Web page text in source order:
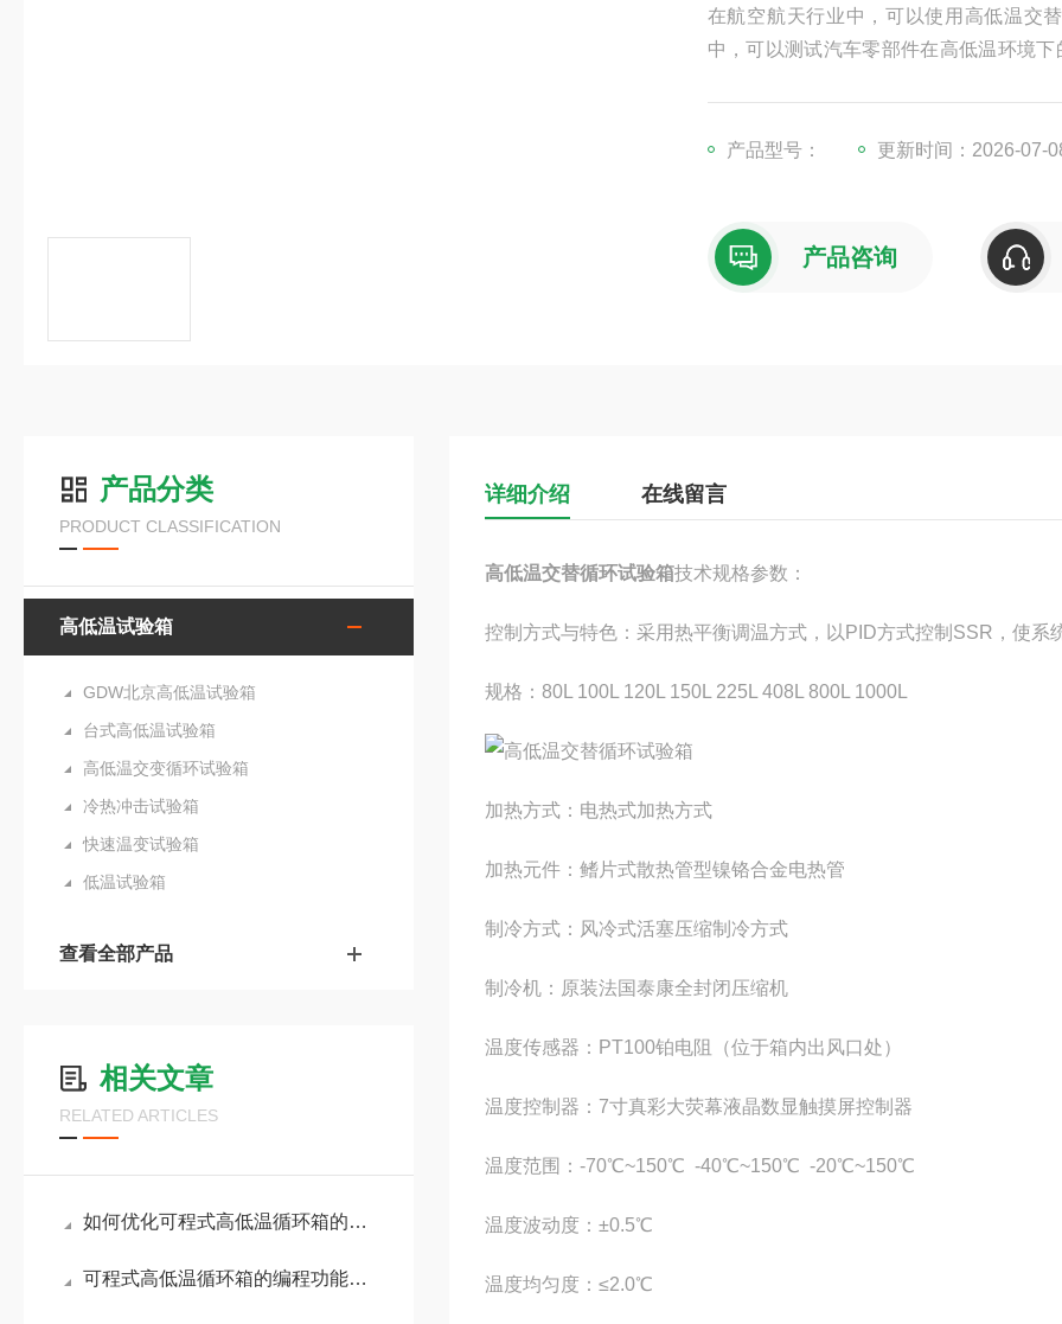
在航空航天行业中，可以使用高低温交
中，可以测试汽车零部件在高低温环境
产品型号： 更新时间：2026-07-
产品咨询
产品分类
PRODUCT CLASSIFICATION
高低温试验箱
GDW北京高低温试验箱
台式高低温试验箱
高低温交变循环试验箱
冷热冲击试验箱
快速温变试验箱
低温试验箱
查看全部产品
相关文章
RELATED ARTICLES
如何优化可程式高低温循环箱的使用与维护？
可程式高低温循环箱的编程功能与操作指南说明
详细介绍 在线留言
高低温交替循环试验箱技术规格参数：
控制方式与特色：采用热平衡调温方式，以PID方式控制SSR，使系
规格：80L 100L 120L 150L 225L 408L 800L 1000L
加热方式：电热式加热方式
加热元件：鳍片式散热管型镍铬合金电热管
制冷方式：风冷式活塞压缩制冷方式
制冷机：原装法国泰康全封闭压缩机
温度传感器：PT100铂电阻（位于箱内出风口处）
温度控制器：7寸真彩大荧幕液晶数显触摸屏控制器
温度范围：-70℃~150℃ -40℃~150℃ -20℃~150℃
温度波动度：±0.5℃
温度均匀度：≤2.0℃